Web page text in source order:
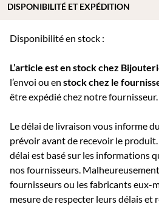
Disponibilité en stock :
L’article est en stock chez
l’envoi ou en stock chez le
être expédié chez notre fournisseur.
Le délai de livraison vous informe
prévoir avant de recevoir le
délai est basé sur les informations
nos fournisseurs.
fournisseurs ou les fabricants eux-
mesure de respecter leurs délais et
DISPONIBILITÉ ET EXPÉDITION